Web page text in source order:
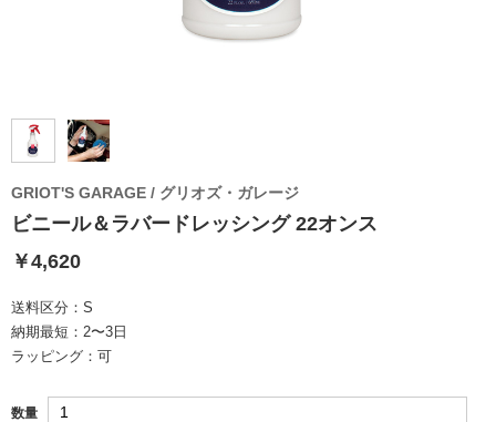
GRIOT'S GARAGE / グリオズ・ガレージ
ビニール＆ラバードレッシング 22オンス
￥4,620
送料区分： S
納期最短： 2〜3日
ラッピング： 可
数量